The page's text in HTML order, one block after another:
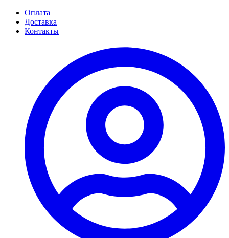
Оплата
Доставка
Контакты